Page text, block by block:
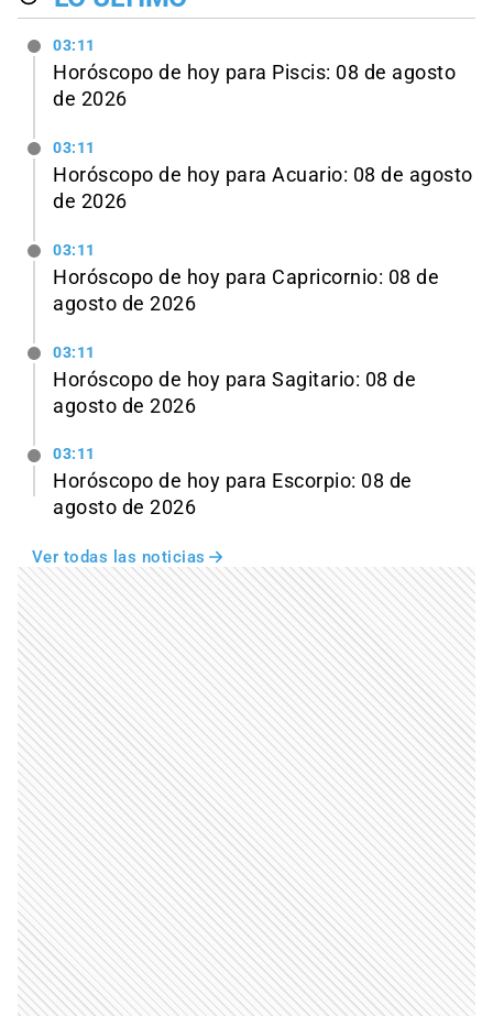
03:11
Horóscopo de hoy para Piscis: 08 de agosto
de 2026
03:11
Horóscopo de hoy para Acuario: 08 de agosto
de 2026
03:11
Horóscopo de hoy para Capricornio: 08 de
agosto de 2026
03:11
Horóscopo de hoy para Sagitario: 08 de
agosto de 2026
03:11
Horóscopo de hoy para Escorpio: 08 de
agosto de 2026
Ver todas las noticias